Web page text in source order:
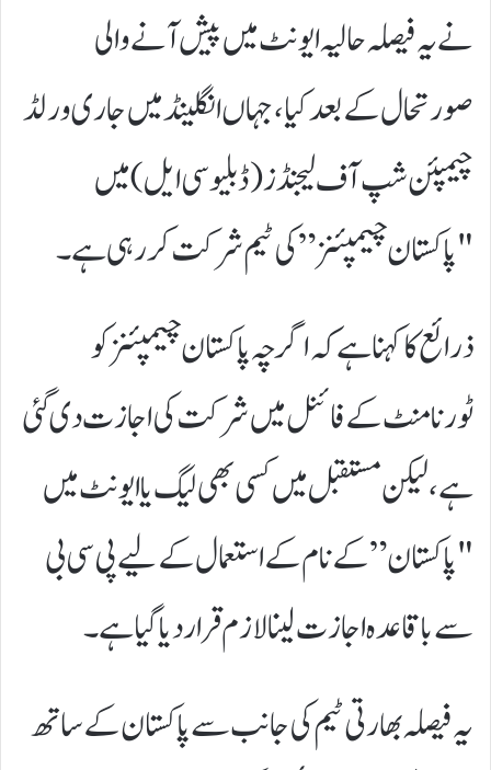
نے یہ فیصلہ حالیہ ایونٹ میں پیش آنے والی
صورتحال کے بعد کیا، جہاں انگلینڈ میں جاری ورلڈ
چیمپئن شپ آف لیجنڈز (ڈبلیو سی ایل) میں
"پاکستان چیمپئنز” کی ٹیم شرکت کر رہی ہے۔
ذرائع کا کہنا ہے کہ اگرچہ پاکستان چیمپئنز کو
ٹورنامنٹ کے فائنل میں شرکت کی اجازت دی گئی
ہے، لیکن مستقبل میں کسی بھی لیگ یا ایونٹ میں
"پاکستان” کے نام کے استعمال کے لیے پی سی بی
سے باقاعدہ اجازت لینا لازم قرار دیا گیا ہے۔
یہ فیصلہ بھارتی ٹیم کی جانب سے پاکستان کے ساتھ